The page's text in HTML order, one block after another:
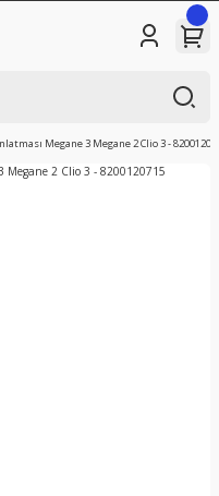
Megane 3 Megane 2 Clio 3 -